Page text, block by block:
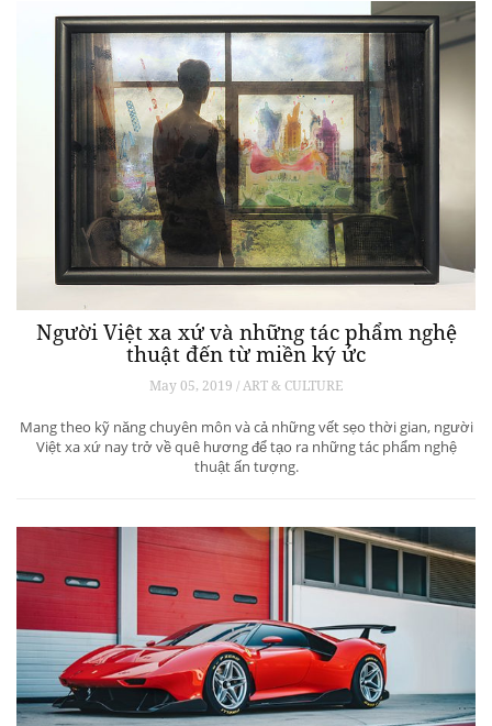
Người Việt xa xứ và những tác phẩm nghệ
thuật đến từ miền ký ức
May 05, 2019 / ART & CULTURE
Mang theo kỹ năng chuyên môn và cả những vết sẹo thời gian, người
Việt xa xứ nay trở về quê hương để tạo ra những tác phẩm nghệ
thuật ấn tượng.